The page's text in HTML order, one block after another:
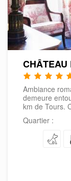
CHÂTEAU
Ambiance
demeure
km de Tours.
Quartier :